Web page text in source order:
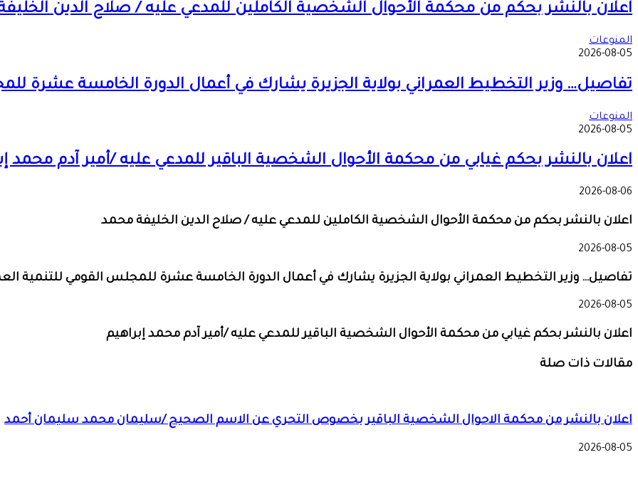
اعلان بالنشر بحكم من محكمة الأحوال الشخصية الكاملين للمدعي عليه / صلاح الدين
المنوعات
2026-08-05
تفاصيل… وزير التخطيط العمراني بولاية الجزيرة يشارك في أعمال الدورة الخامسة عشرة
المنوعات
2026-08-05
اعلان بالنشر بحكم غيابي من محكمة الأحوال الشخصية الباقير للمدعي عليه /أمير آدم محمد
2026-08-06
اعلان بالنشر بحكم من محكمة الأحوال الشخصية الكاملين للمدعي عليه / صلاح الدين الخليفة محمد
2026-08-05
تفاصيل… وزير التخطيط العمراني بولاية الجزيرة يشارك في أعمال الدورة الخامسة عشرة للمجلس القومي للتنمية
2026-08-05
اعلان بالنشر بحكم غيابي من محكمة الأحوال الشخصية الباقير للمدعي عليه /أمير آدم محمد إبراهيم
مقالات ذات صلة
اعلان بالنشر من محكمة الاحوال الشخصية الباقير بخصوص التحري عن الاسم الصحيح /سليمان محمد سليمان أحمد
2026-08-05